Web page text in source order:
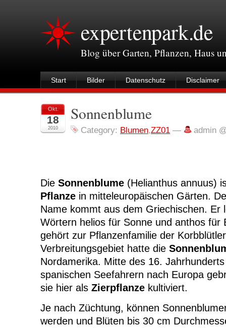
expertenpark.de
Blog über Garten, Pflanzen, Haus
Start Bilder Datenschutz Disclaimer
Okt.
18
2010
Sonnenblume
Category: Blumen,ZZ01 — admin
Die Sonnenblume (Helianthus annuus)
Pflanze in mitteleuropäischen Gärten.
Name kommt aus dem Griechischen. Er
Wörtern helios für Sonne und anthos für
gehört zur Pflanzenfamilie der
Verbreitungsgebiet hatte die
Nordamerika. Mitte des 16.
spanischen Seefahrern nach Europa
sie hier als Zierpflanze kultiviert.
Je nach Züchtung, können
werden und Blüten bis 30 cm